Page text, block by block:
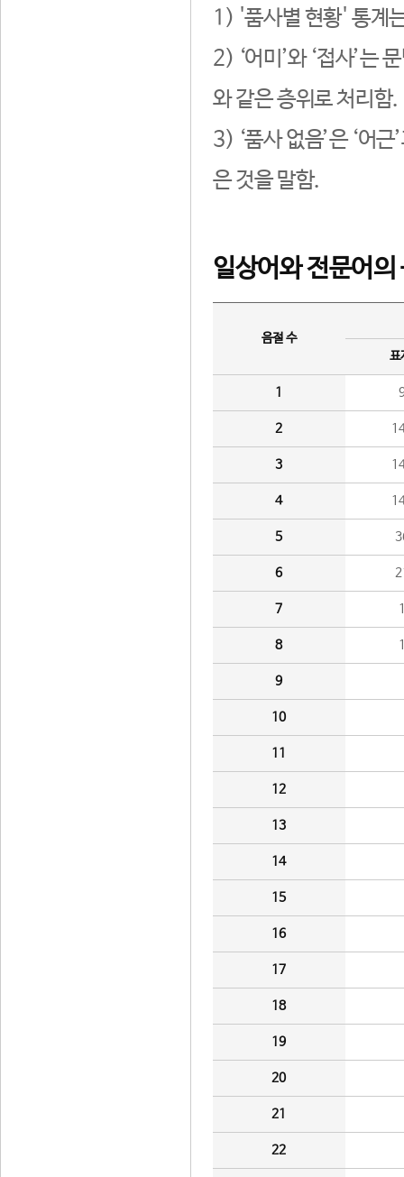
1) '품사별 현황' 통계
2) ‘어미’와 ‘접사’는
와 같은 층위로 처리함.
3) ‘품사 없음’은 ‘어
은 것을 말함.
일상어와 전문어의
음절 수
표
1
2
3
4
5
6
7
8
9
10
11
12
13
14
15
16
17
18
19
20
21
22